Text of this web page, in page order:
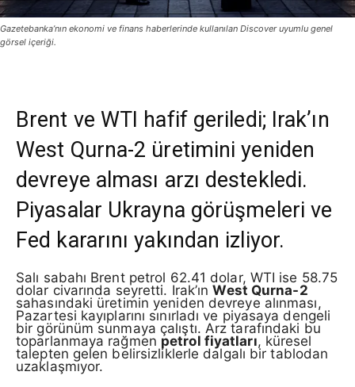
Gazetebanka’nın ekonomi ve finans haberlerinde kullanılan Discover uyumlu genel
görsel içeriği.
Brent ve WTI hafif geriledi; Irak’ın
West Qurna-2 üretimini yeniden
devreye alması arzı destekledi.
Piyasalar Ukrayna görüşmeleri ve
Fed kararını yakından izliyor.
Salı sabahı Brent petrol 62.41 dolar, WTI ise 58.75
dolar civarında seyretti. Irak’ınWest Qurna-2
sahasındaki üretimin yeniden devreye alınması,
Pazartesi kayıplarını sınırladı ve piyasaya dengeli
bir görünüm sunmaya çalıştı. Arz tarafındaki bu
toparlanmaya rağmen petrol fiyatları, küresel
talepten gelen belirsizliklerle dalgalı bir tablodan
uzaklaşmıyor.